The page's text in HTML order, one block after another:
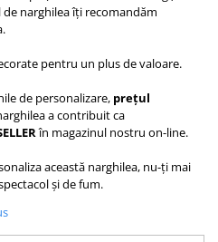
narghilea îți recomandăm
.
pentru un plus de valoare.
de personalizare, prețul
a contribuit ca
în magazinul nostru on-line.
această narghilea, nu-ți mai
și de fum.